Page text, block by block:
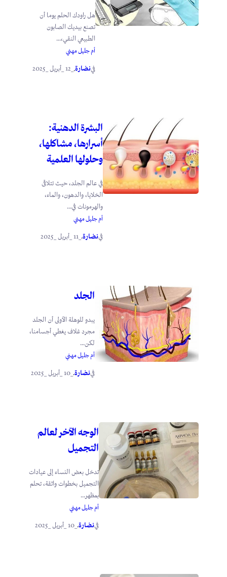
هل راودك الحلم يوما أن
تصنع بيديك الصابون
الطبيعي النقي،...
أم جليل مهني
فينضارة. _12 _أبريل _2025
البشرة الدهنية:
أسرارها، مشاكلها،
وحلولها العلمية
في عالم الجلد، حيث تتلاقى
الخلايا، والدهون، والماء،
والهرمونات في...
أم جليل مهني
فينضارة.
الجلد
يبدو للوهلة الأولى أن الجلد
مجرد غلاف يغطي أجسامنا،
لكن...
أم جليل مهني
فينضارة.
الوجه الآخر لعالم
التجميل
تدخل بعض النساء إلى عيادات
التجميل بخطوات واثقة، تحلم
بمظهر...
أم جليل مهني
فينضارة. _10 _أبريل _2025